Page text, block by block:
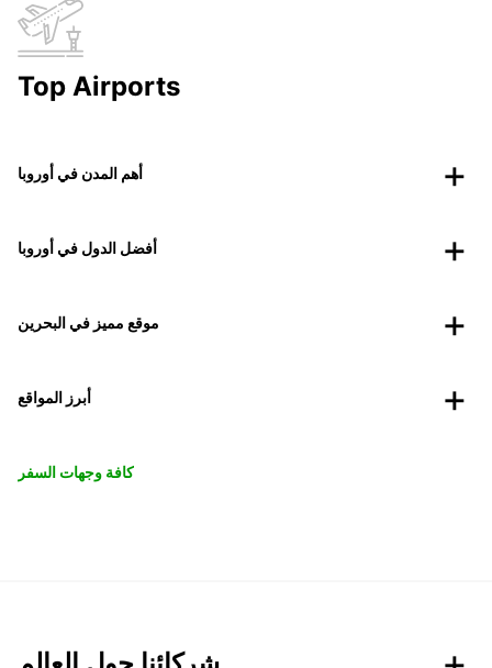
Top Airports
أهم المدن في أوروبا
أفضل الدول في أوروبا
موقع مميز في البحرين
أبرز المواقع
كافة وجهات السفر